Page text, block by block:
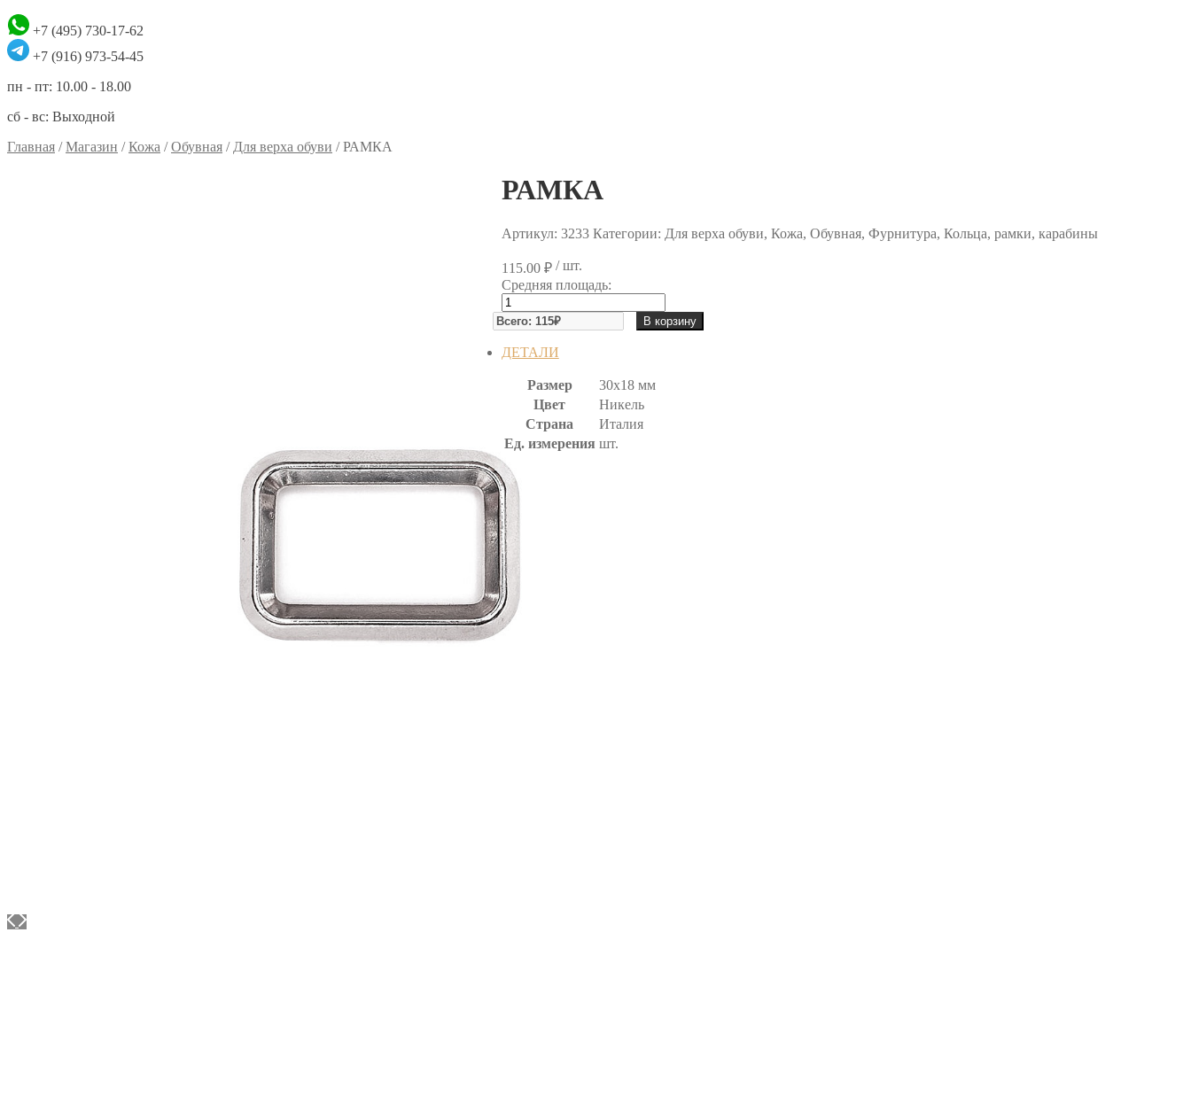
+7 (495) 730-17-62
+7 (916) 973-54-45
пн - пт: 10.00 - 18.00
сб - вс: Выходной
Главная /Магазин /Кожа /Обувная / Для верха обуви /РАМКА
РАМКА
Артикул: 3233 Категории: Для верха обуви, Кожа, Обувная, Фурнитура, Кольца, рамки, карабины
115.00 ₽/ шт.
Средняя площадь:
Количество
товара
РАМКА
В корзину
ДЕТАЛИ
Размер
30х18 мм
Цвет
Никель
Страна
Италия
Ед. измерения шт.